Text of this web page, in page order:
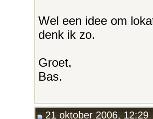
Wel een idee om
denk ik zo.
Groet,
Bas.
21 oktober 2006, 12:29